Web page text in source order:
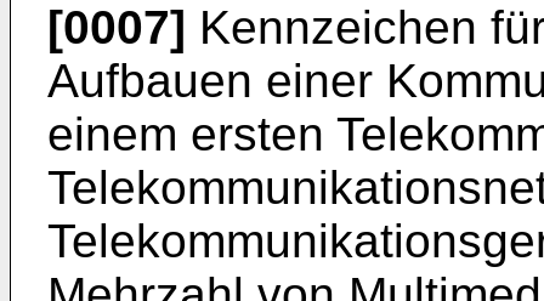
[0007] Kennzeichen
Aufbauen einer
einem ersten